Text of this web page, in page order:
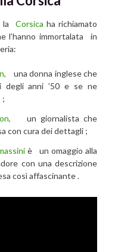
la Corsica ha richiamato
l’hanno immortalata in
una donna inglese che
degli anni ’50 e se ne
;
un giornalista che
con cura dei dettagli ;
è un omaggio alla
con una descrizione
così affascinante .